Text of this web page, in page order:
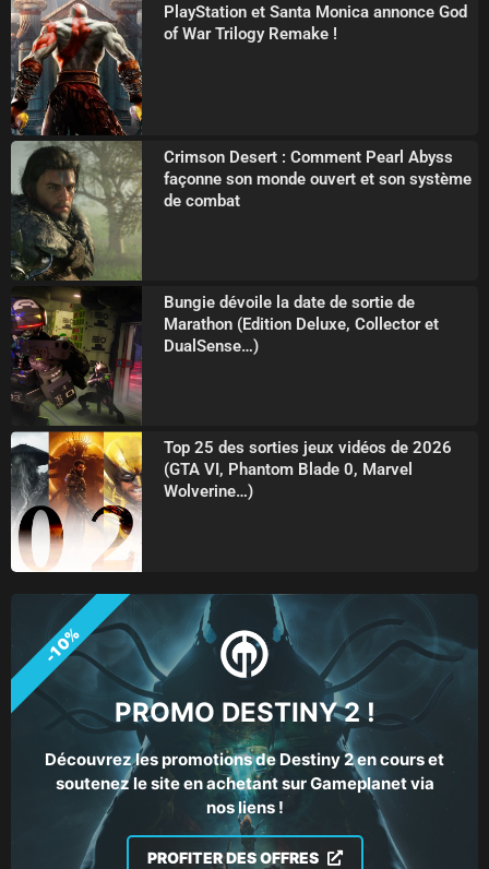
PlayStation et Santa Monica annonce God
of War Trilogy Remake !
Crimson Desert : Comment Pearl Abyss
façonne son monde ouvert et son système
de combat
Bungie dévoile la date de sortie de
Marathon (Edition Deluxe, Collector et
DualSense…)
Top 25 des sorties jeux vidéos de 2026
(GTA VI, Phantom Blade 0, Marvel
Wolverine…)
PROMO DESTINY 2 !
Découvrez les promotions de Destiny 2 en cours et
soutenez le site en achetant sur Gameplanet via
nos liens !
PROFITER DES OFFRES
-10%